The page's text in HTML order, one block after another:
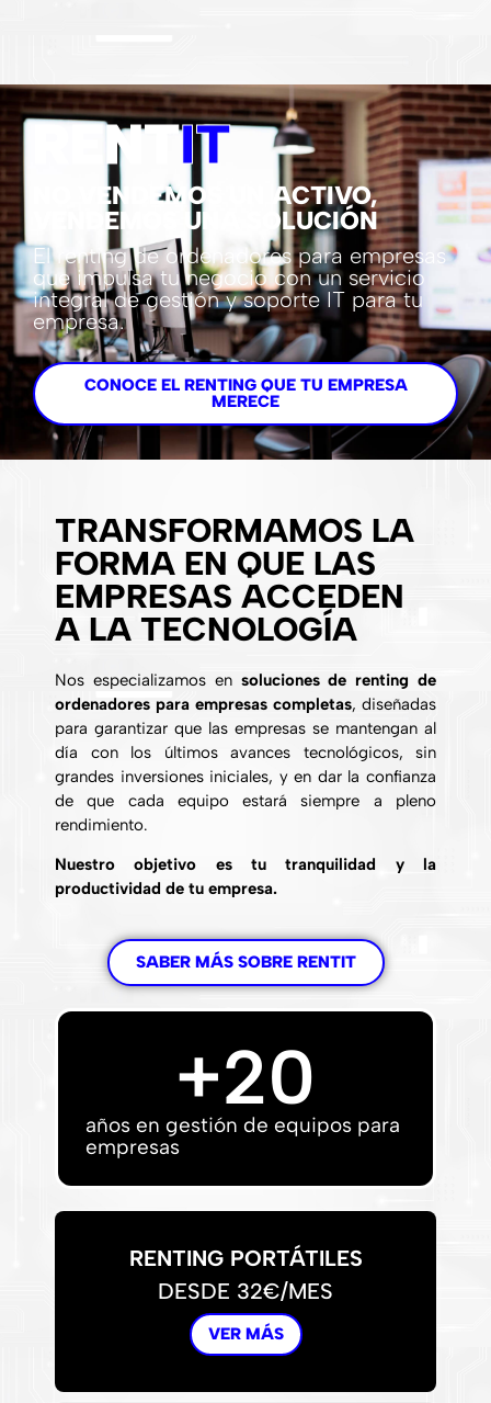
RENTIT
NO VENDEMOS UN ACTIVO,
VENDEMOS UNA SOLUCIÓN
El renting de ordenadores para empresas
que impulsa tu negocio con un servicio
integral de gestión y soporte IT para tu
empresa.
CONOCE EL RENTING QUE TU EMPRESA
MERECE
TRANSFORMAMOS LA
FORMA EN QUE LAS
EMPRESAS ACCEDEN
A LA TECNOLOGÍA
Nos especializamos en soluciones de renting de
ordenadores para empresas completas, diseñadas
para garantizar que las empresas se mantengan al
día con los últimos avances tecnológicos, sin
grandes inversiones iniciales, y en dar la confianza
de que cada equipo estará siempre a pleno
rendimiento.
Nuestro objetivo es tu tranquilidad y la
productividad de tu empresa.
SABER MÁS SOBRE RENTIT
años en gestión de equipos para
empresas
+20
RENTING PORTÁTILES
DESDE 32€/MES
VER MÁS